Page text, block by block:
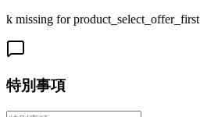
k missing for product_select_offer_first
特別事項